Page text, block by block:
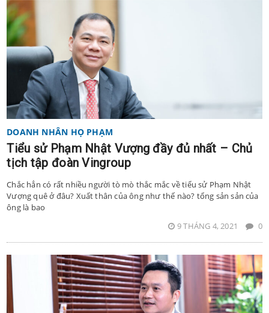
DOANH NHÂN HỌ PHẠM
Tiểu sử Phạm Nhật Vượng đầy đủ nhất – Chủ
tịch tập đoàn Vingroup
Chắc hẳn có rất nhiều người tò mò thắc mắc về tiểu sử Phạm Nhật
Vượng quê ở đâu? Xuất thân của ông như thế nào? tổng sản sản của
ông là bao
9 THÁNG 4, 2021
0